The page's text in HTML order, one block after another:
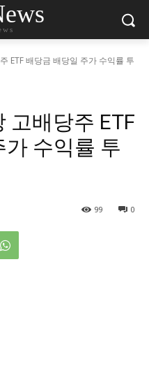
ETF 배당금 배당일 주가 수익률 투
고배당주 ETF
수익률 투
0
99